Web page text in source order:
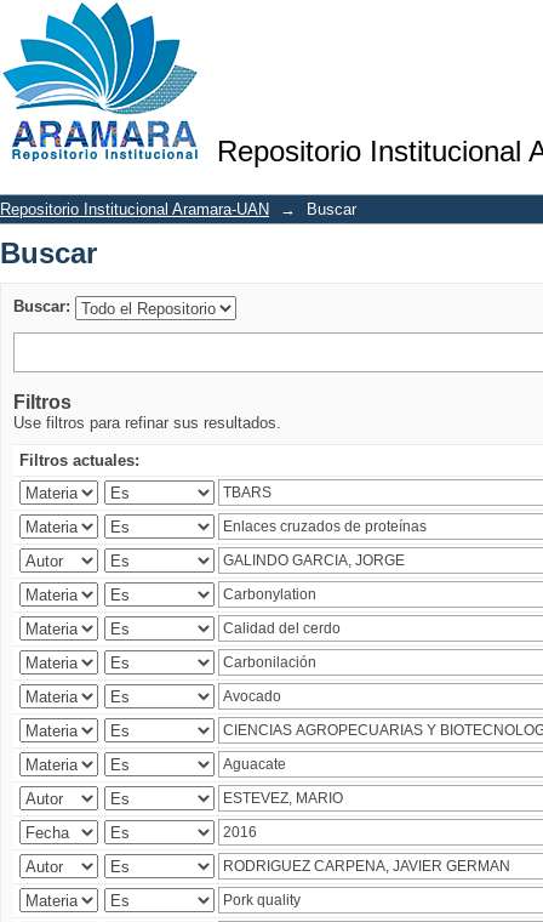
Repositorio Institucional
Buscar
Repositorio Institucional Aramara-UAN → Buscar
Buscar
Buscar:
Filtros
Use filtros para refinar sus resultados.
Filtros actuales: